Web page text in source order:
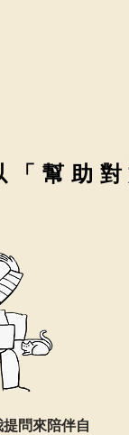
「幫助
「幫助
問來陪伴自